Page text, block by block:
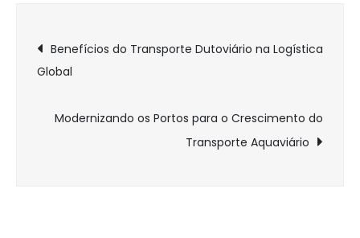
Navegação
de
Post
Benefícios do Transporte Dutoviário na Logística
Global
Modernizando os Portos para o Crescimento do
Transporte Aquaviário